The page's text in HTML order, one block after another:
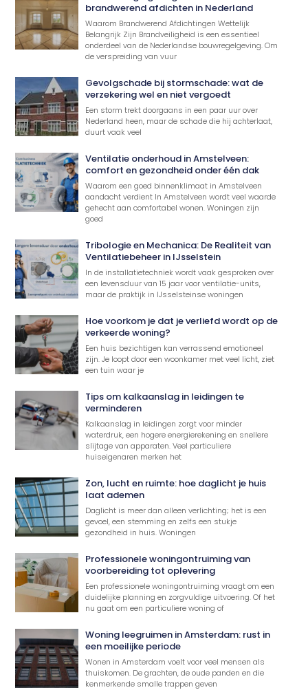
brandwerend afdichten in Nederland
Waarom Brandwerend Afdichtingen Wettelijk
Belangrijk Zijn Brandveiligheid is een essentieel
onderdeel van de Nederlandse bouwregelgeving. Om
de verspreiding van vuur
Gevolgschade bij stormschade: wat de
verzekering wel en niet vergoedt
Een storm trekt doorgaans in een paar uur over
Nederland heen, maar de schade die hij achterlaat,
duurt vaak veel
Ventilatie onderhoud in Amstelveen:
comfort en gezondheid onder één dak
Waarom een goed binnenklimaat in Amstelveen
aandacht verdient In Amstelveen wordt veel waarde
gehecht aan comfortabel wonen. Woningen zijn
goed
Tribologie en Mechanica: De Realiteit van
Ventilatiebeheer in IJsselstein
In de installatietechniek wordt vaak gesproken over
een levensduur van 15 jaar voor ventilatie-units,
maar de praktijk in IJsselsteinse woningen
Hoe voorkom je dat je verliefd wordt op de
verkeerde woning?
Een huis bezichtigen kan verrassend emotioneel
zijn. Je loopt door een woonkamer met veel licht, ziet
een tuin waar je
Tips om kalkaanslag in leidingen te
verminderen
Kalkaanslag in leidingen zorgt voor minder
waterdruk, een hogere energierekening en snellere
slijtage van apparaten. Veel particuliere
huiseigenaren merken het
Zon, lucht en ruimte: hoe daglicht je huis
laat ademen
Daglicht is meer dan alleen verlichting; het is een
gevoel, een stemming en zelfs een stukje
gezondheid in huis. Woningen
Professionele woningontruiming van
voorbereiding tot oplevering
Een professionele woningontruiming vraagt om een
duidelijke planning en zorgvuldige uitvoering. Of het
nu gaat om een particuliere woning of
Woning leegruimen in Amsterdam: rust in
een moeilijke periode
Wonen in Amsterdam voelt voor veel mensen als
thuiskomen. De grachten, de oude panden en die
kenmerkende smalle trappen geven